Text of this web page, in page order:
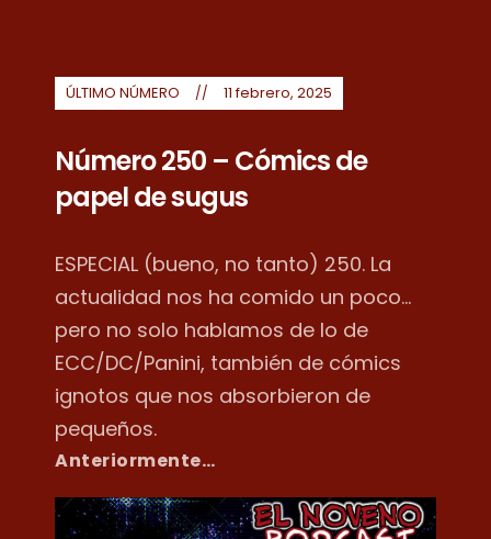
ÚLTIMO NÚMERO 11 febrero, 2025
Número 250 – Cómics de
papel de sugus
ESPECIAL (bueno, no tanto) 250. La
actualidad nos ha comido un poco...
pero no solo hablamos de lo de
ECC/DC/Panini, también de cómics
ignotos que nos absorbieron de
pequeños.
Anteriormente…